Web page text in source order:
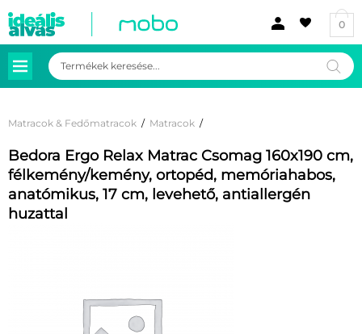
0
Products
search
Matracok & Fedőmatracok / Matracok /
Bedora Ergo Relax Matrac Csomag 160x190 cm,
félkemény/kemény, ortopéd, memóriahabos,
anatómikus, 17 cm, levehető, antiallergén
huzattal